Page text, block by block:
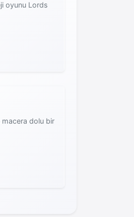
oyunu Lords
macera dolu bir